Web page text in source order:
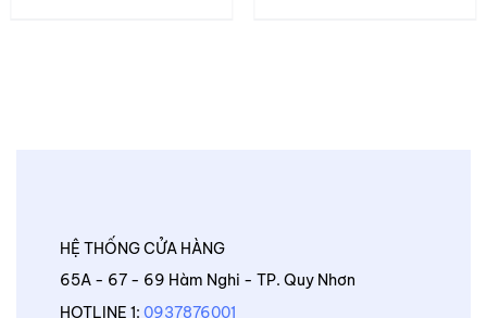
HỆ THỐNG CỬA HÀNG
65A - 67 - 69 Hàm Nghi - TP. Quy Nhơn
HOTLINE 1: 0937876001